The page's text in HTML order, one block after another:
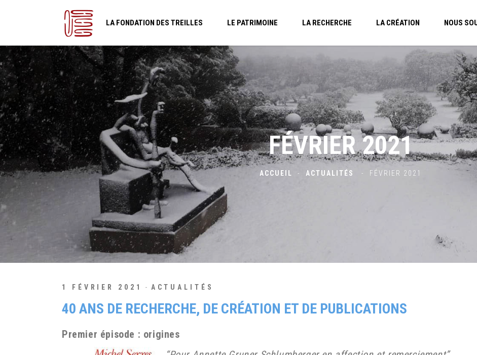
LA FONDATION DES TREILLES LE PATRIMOINE LA RECHERCHE LA CRÉATION NOUS
FÉVRIER 2021
ACCUEIL - ACTUALITÉS - FÉVRIER 2021
1 FÉVRIER 2021 ACTUALITÉS
40 ANS DE RECHERCHE, DE CRÉATION ET DE PUBLICATIONS
Premier épisode : origines